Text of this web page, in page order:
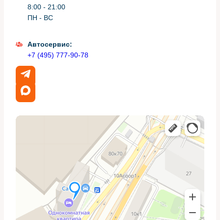
Перед любой промывкой важно провести базовую
диагностику: измерить температуру на входе и выходе
понять, где именно узкое место.
Несколько простых замеров могут сэкономить время:
измерение температуры, осмотр на предмет коррозии
и проверка проходимости патрубков вручную.
Какие радиаторы присутствуют
в системе Acura MDX и почему
их нужно чистить
В системе чаще всего встречаются радиатор
охлаждения двигателя, радиатор кондиционера и
иногда маслоохладитель. Каждый из них требует
своего подхода к очистке.
Радиатор охлаждения страдает от внутренних
8:00 - 21:00
ПН - ВС
Автосервис:
+7 (495) 777-90-78